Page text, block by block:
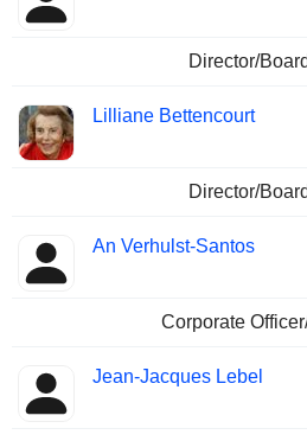
Director/
Lilliane Bettencourt
Director/
An Verhulst-Santos
Corporate
Jean-Jacques Lebel